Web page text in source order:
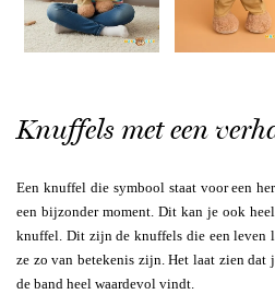
Knuffels met een
Een knuffel die symbool staat voor een
een bijzonder moment. Dit kan je ook
knuffel. Dit zijn de knuffels die een leven
ze zo van betekenis zijn. Het laat zien dat
de band heel waardevol vindt.